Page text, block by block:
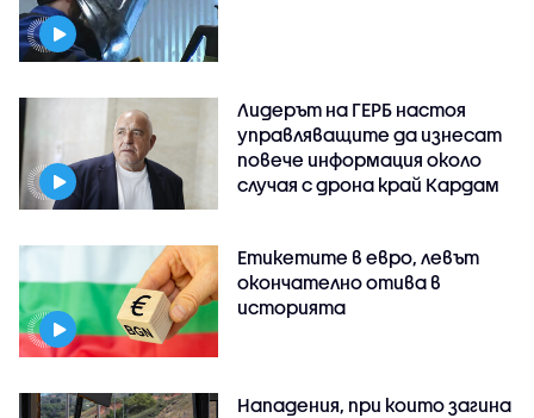
Лидерът на ГЕРБ настоя
управляващите да изнесат
повече информация около
случая с дрона край Кардам
Етикетите в евро, левът
окончателно отива в
историята
Нападения, при които загина